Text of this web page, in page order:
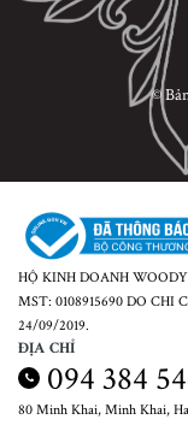
©
HỘ KINH DOANH WOODY
MST: 0108915690 DO CHI
24/09/2019.
ĐỊA CHỈ
094 384
80 Minh Khai, Minh Khai,